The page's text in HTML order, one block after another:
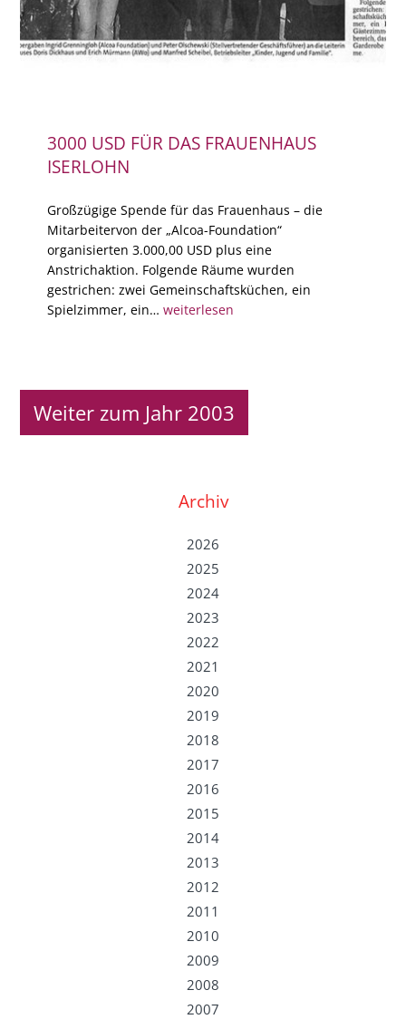
3000 USD FÜR DAS FRAUENHAUS
ISERLOHN
Großzügige Spende für das Frauenhaus – die
Mitarbeitervon der „Alcoa-Foundation“
organisierten 3.000,00 USD plus eine
Anstrichaktion. Folgende Räume wurden
gestrichen: zwei Gemeinschaftsküchen, ein
Spielzimmer, ein…weiterlesen
Weiter zum Jahr 2003
Archiv
2026
2025
2024
2023
2022
2021
2020
2019
2018
2017
2016
2015
2014
2013
2012
2011
2010
2009
2008
2007